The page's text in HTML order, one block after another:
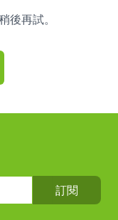
後再試。
訂閱